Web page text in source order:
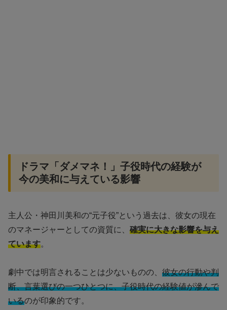
ドラマ「ダメマネ！」子役時代の経験が
今の美和に与えている影響
主人公・神田川美和の“元子役”という過去は、彼女の現在
のマネージャーとしての資質に、 確実に大きな影響を与え
ています。
劇中では明言されることは少ないものの、 彼女の行動や判
断、言葉選びの一つひとつに、子役時代の経験値が滲んで
いるのが印象的です。